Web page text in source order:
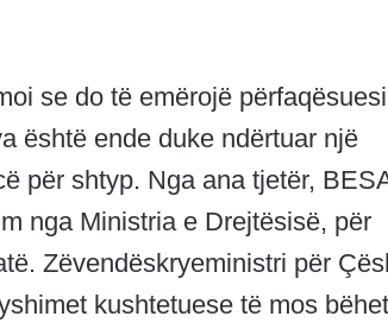
se do të emërojë
është ende duke ndërtuar një
për shtyp. Nga ana tjetër,
nga Ministria e Drejtësisë, për
Zëvendëskryeministri për
kushtetuese të mos